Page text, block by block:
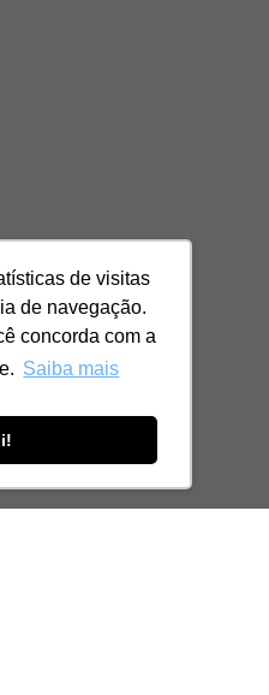
de visitas
de navegação.
concorda com a
Saiba mais